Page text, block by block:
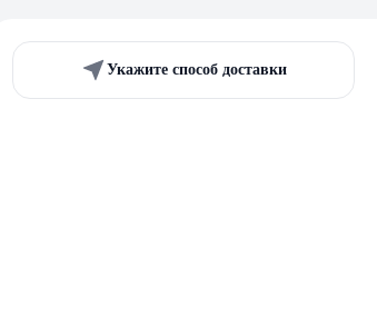
Укажите способ доставки